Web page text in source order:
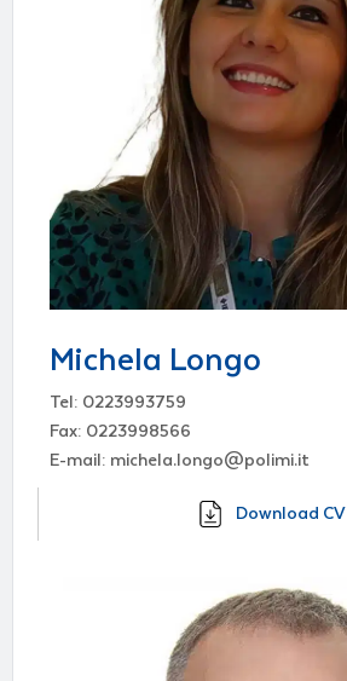
Michela Longo
Tel: 0223993759
Fax: 0223998566
E-mail: michela.longo@polimi.it
Download CV